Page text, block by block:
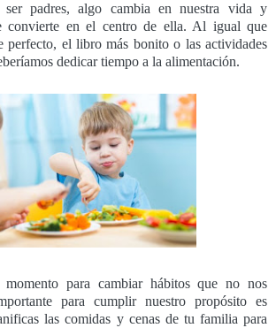
ser padres, algo cambia en nuestra vida y
convierte en el centro de ella. Al igual que
perfecto, el libro más bonito o las actividades
dedicar tiempo a la alimentación.
para cambiar hábitos que no nos
para cumplir nuestro propósito es
las comidas y cenas de tu familia para